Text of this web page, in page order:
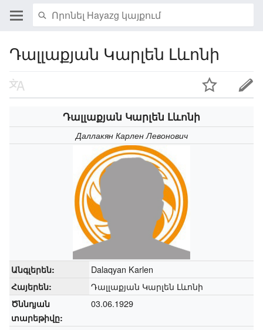
Դալլաքյան Կարլեն Լևոնի
Դալլաքյան Կարլեն Լևոնի
Даллакян Карлен Левонович
Անգլերեն: Dalaqyan Karlen
Հայերեն: Դալլաքյան Կարլեն Լևոնի
Ծննդյան
տարեթիվը:
03.06.1929